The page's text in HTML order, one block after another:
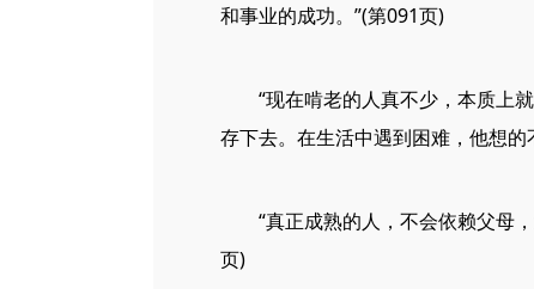
和事业的成功。”(第091页)
“现在啃老的人真不少，本质上就
存下去。在生活中遇到困难，他想
“真正成熟的人，不会依赖父母，
页)